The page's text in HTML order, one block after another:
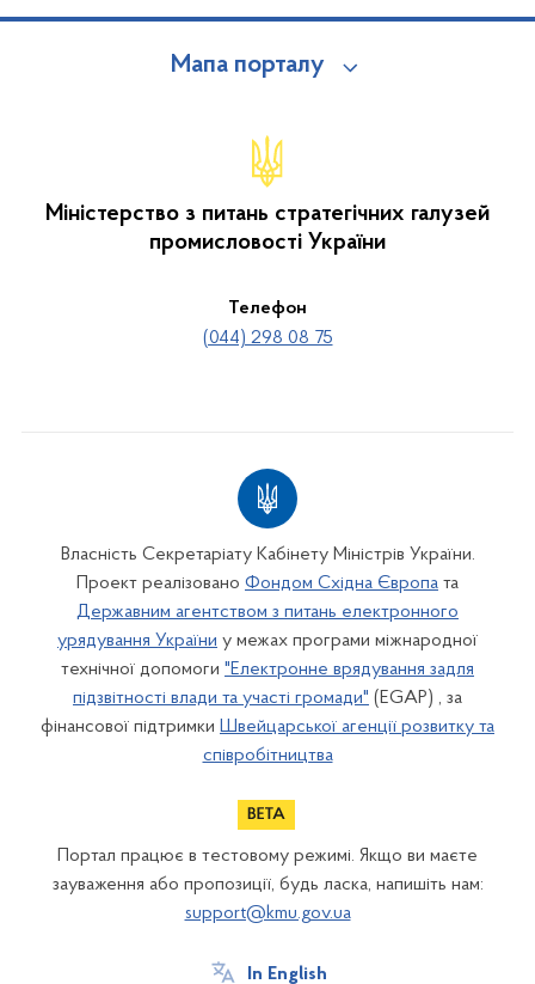
Мапа порталу
Міністерство з питань стратегічних галузей
промисловості України
Телефон
(044) 298 08 75
Власність Секретаріату Кабінету Міністрів України.
Проект реалізовано Фондом Східна Європа та
Державним агентством з питань електронного
урядування України у межах програми міжнародної
технічної допомоги "Електронне врядування задля
підзвітності влади та участі громади" (EGAP) , за
фінансової підтримки Швейцарської агенції розвитку та
співробітництва
Портал працює в тестовому режимі. Якщо ви маєте
зауваження або пропозиції, будь ласка, напишіть нам:
support@kmu.gov.ua
In English